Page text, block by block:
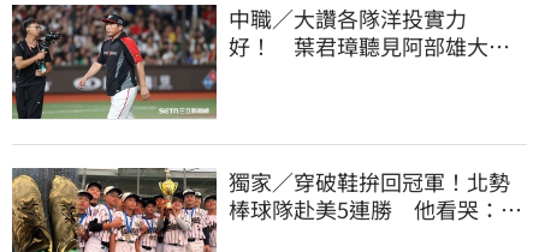
中職／大讚各隊洋投實力
好！ 葉君璋聽見阿部雄大被
獨家／穿破鞋拚回冠軍！北勢
棒球隊赴美5連勝 他看哭：台